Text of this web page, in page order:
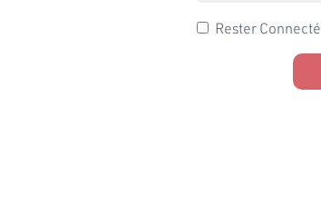
Rester Connecté